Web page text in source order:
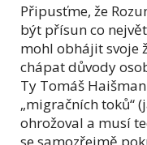
Připusťme, že
být přísun co
mohl obhájit svoje
chápat důvody
Ty Tomáš
„migračních toků“
ohrožoval a musí
se samozřejmě